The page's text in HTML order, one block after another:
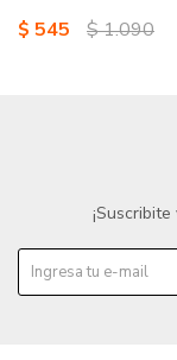
$ 545 $1.090